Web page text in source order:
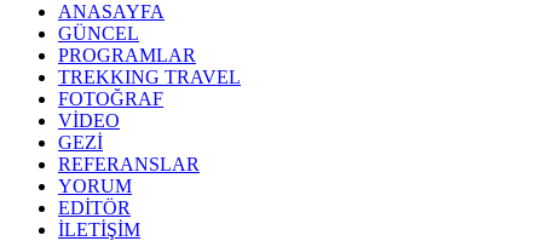
ANASAYFA
GÜNCEL
PROGRAMLAR
TREKKING TRAVEL
FOTOĞRAF
VİDEO
GEZİ
REFERANSLAR
YORUM
EDİTÖR
İLETİŞİM